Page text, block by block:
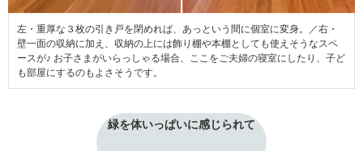
左・重厚な３枚の引き戸を閉めれば、あっという間に個室に変身。／右・
壁一面の収納に加え、収納の上には飾り棚や本棚としても使えそうなスペ
ースが♪ お子さまがいらっしゃる場合、ここをご夫婦の寝室にしたり、子ど
も部屋にするのもよさそうです。
緑を体いっぱいに感じられて